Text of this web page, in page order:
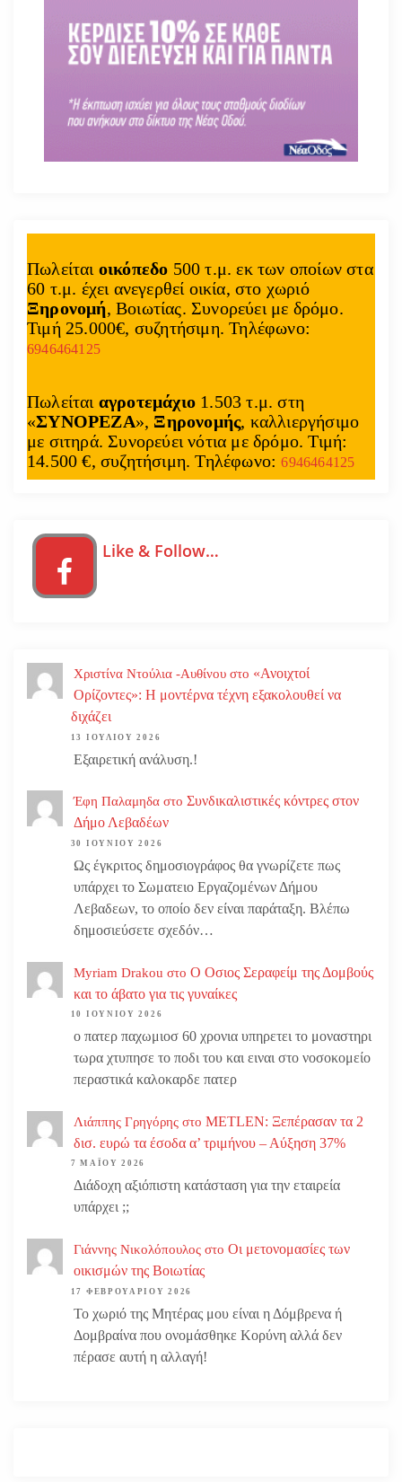
Πωλείται οικόπεδο 500 τ.μ. εκ των οποίων στα
60 τ.μ. έχει ανεγερθεί οικία, στο χωριό
Ξηρονομή, Βοιωτίας. Συνορεύει με δρόμο.
Τιμή 25.000€, συζητήσιμη. Τηλέφωνο:
6946464125
Πωλείται αγροτεμάχιο 1.503 τ.μ. στη
«ΣΥΝΟΡΕΖΑ», Ξηρονομής, καλλιεργήσιμο
με σιτηρά. Συνορεύει νότια με δρόμο. Τιμή:
14.500 €, συζητήσιμη. Τηλέφωνο:6946464125
Like & Follow…
Χριστίνα Ντούλια -Αυθίνου στο «Ανοιχτοί
Ορίζοντες»: Η μοντέρνα τέχνη εξακολουθεί να
διχάζει
13 ΙΟΥΛΊΟΥ 2026
Εξαιρετική ανάλυση.!
Έφη Παλαμηδα στο Συνδικαλιστικές κόντρες στον
Δήμο Λεβαδέων
30 ΙΟΥΝΊΟΥ 2026
Ως έγκριτος δημοσιογράφος θα γνωρίζετε πως
υπάρχει το Σωματειο Εργαζομένων Δήμου
Λεβαδεων, το οποίο δεν είναι παράταξη. Βλέπω
δημοσιεύσετε σχεδόν…
Myriam Drakou στο Ο Οσιος Σεραφείμ της Δομβούς
και το άβατο για τις γυναίκες
10 ΙΟΥΝΊΟΥ 2026
ο πατερ παχωμιοσ 60 χρονια υπηρετει το μοναστηρι
τωρα χτυπησε το ποδι του και ειναι στο νοσοκομείο
περαστικά καλοκαρδε πατερ
Λιάππης Γρηγόρης στο METLEN: Ξεπέρασαν τα 2
δισ. ευρώ τα έσοδα α’ τριμήνου – Αύξηση 37%
7 ΜΑΪ́ΟΥ 2026
Διάδοχη αξιόπιστη κατάσταση για την εταιρεία
υπάρχει ;;
Γιάννης Νικολόπουλος στο Οι μετονομασίες των
οικισμών της Βοιωτίας
17 ΦΕΒΡΟΥΑΡΊΟΥ 2026
Το χωριό της Μητέρας μου είναι η Δόμβρενα ή
Δομβραίνα που ονομάσθηκε Κορύνη αλλά δεν
πέρασε αυτή η αλλαγή!